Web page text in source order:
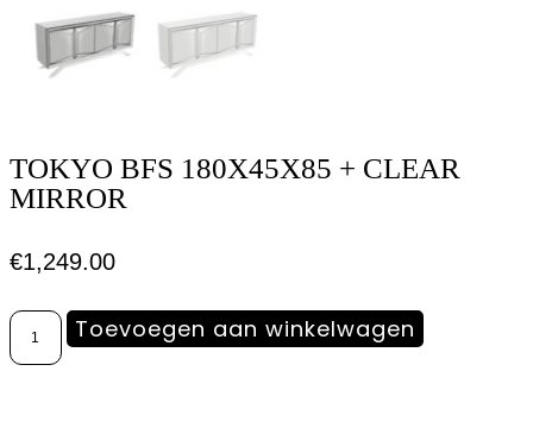
TOKYO BFS 180X45X85 + CLEAR
MIRROR
€1,249.00
Toevoegen aan winkelwagen